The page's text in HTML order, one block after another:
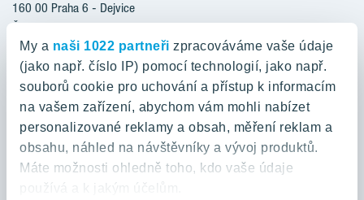
My a naši 1022 partneři zpracováváme vaše údaje
(jako např. číslo IP) pomocí technologií, jako např.
souborů cookie pro uchování a přístup k informacím
na vašem zařízení, abychom vám mohli nabízet
personalizované reklamy a obsah, měření reklam a
obsahu, náhled na návštěvníky a vývoj produktů.
Máte možnosti ohledně toho, kdo vaše údaje
Kariéra
O nás
YIT PLUS
TOIVO Roztyly II
KALEVALA
VIRTA Kladno
KATTILA Kamýk
ROSALA
160 00 Praha 6 - Dejvice
Česká republika
800 200 666
domov@yit.cz
Telefon na centrální recepci:
+420 224 318 261